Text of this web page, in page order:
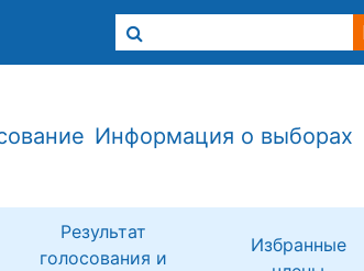
Информация о выборах
Результат
голосования и
Избранные